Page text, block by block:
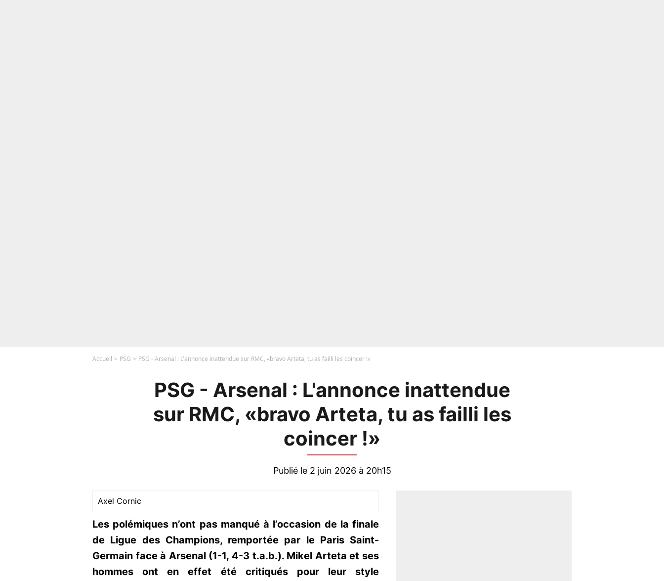
Accueil PSG PSG - Arsenal : L'annonce inattendue sur RMC, «bravo Arteta, tu as failli les coincer !»
PSG - Arsenal : L'annonce inattendue
sur RMC, «bravo Arteta, tu as failli les
coincer !»
Publié le 2 juin 2026 à 20h15
Axel Cornic
Les polémiques n’ont pas manqué à l’occasion de la finale
de Ligue des Champions, remportée par le Paris Saint-
Germain face à Arsenal (1-1, 4-3 t.a.b.). Mikel Arteta et ses
hommes ont en effet été critiqués pour leur style